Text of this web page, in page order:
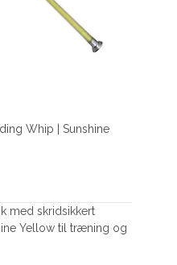
Whip | Sunshine
med skridsikkert
Yellow til træning og